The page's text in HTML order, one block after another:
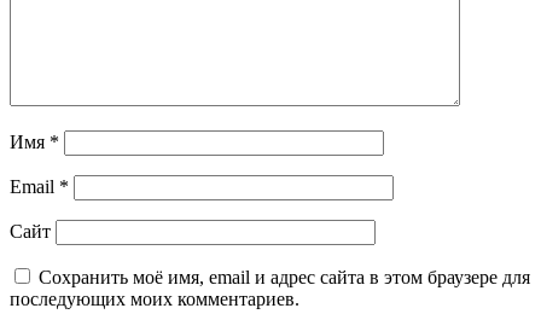
Имя *
Email *
Сайт
Сохранить моё имя, email и адрес сайта в этом браузере для
последующих моих комментариев.